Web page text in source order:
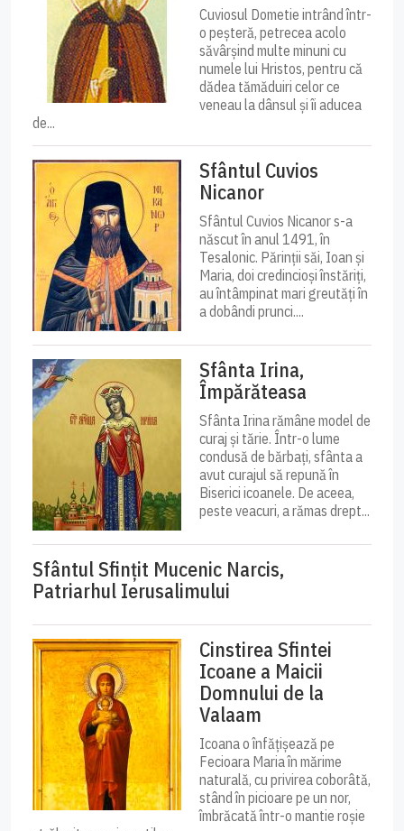
Cuviosul Dometie intrând într-
o peșteră, petrecea acolo
săvârșind multe minuni cu
numele lui Hristos, pentru că
dădea tămăduiri celor ce
veneau la dânsul și îi aducea
de...
Sfântul Cuvios
Nicanor
Sfântul Cuvios Nicanor s-a
născut în anul 1491, în
Tesalonic. Părinții săi, Ioan și
Maria, doi credincioși înstăriți,
au întâmpinat mari greutăți în
a dobândi prunci....
Sfânta Irina,
Împărăteasa
Sfânta Irina rămâne model de
curaj și tărie. Într-o lume
condusă de bărbați, sfânta a
avut curajul să repună în
Biserici icoanele. De aceea,
peste veacuri, a rămas drept...
Sfântul Sfinţit Mucenic Narcis,
Patriarhul Ierusalimului
Cinstirea Sfintei
Icoane a Maicii
Domnului de la
Valaam
Icoana o înfățișează pe
Fecioara Maria în mărime
naturală, cu privirea coborâtă,
stând în picioare pe un nor,
îmbrăcată într-o mantie roșie